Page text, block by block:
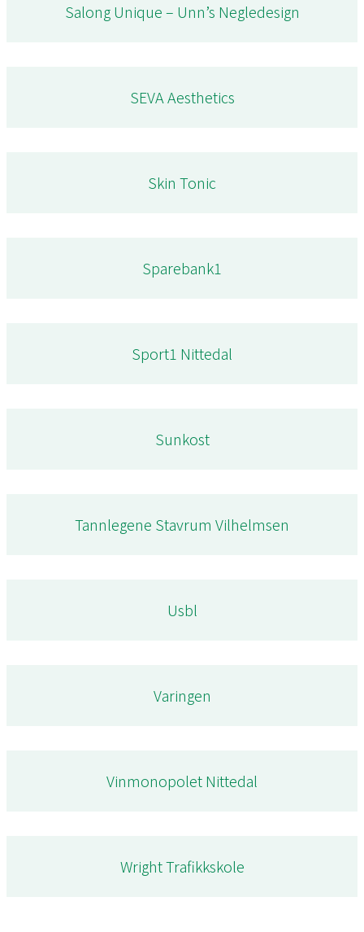
Salong Unique – Unn’s Negledesign
SEVA Aesthetics
Skin Tonic
Sparebank1
Sport1 Nittedal
Sunkost
Tannlegene Stavrum Vilhelmsen
Usbl
Varingen
Vinmonopolet Nittedal
Wright Trafikkskole